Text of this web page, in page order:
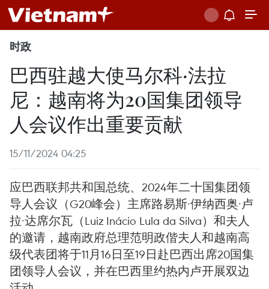
时政
巴西驻越大使马尔科·法拉
尼：越南将为20国集团领导
人会议作出重要贡献
15/11/2024 04:25
应巴西联邦共和国总统、2024年二十国集团领
导人会议（G20峰会）主席路易斯·伊纳西奥·卢
拉·达席尔瓦（Luiz Inácio Lula da Silva）和夫人
的邀请，越南政府总理范明政偕夫人和越南高
级代表团将于11月16日至19日赴巴西出席20国集
团领导人会议，并在巴西里约热内卢开展双边